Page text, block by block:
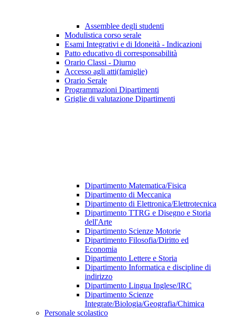
Assemblee degli studenti
Modulistica corso serale
Esami Integrativi e di Idoneità - Indicazioni
Patto educativo di corresponsabilità
Orario Classi - Diurno
Accesso agli atti(famiglie)
Orario Serale
Programmazioni Dipartimenti
Griglie di valutazione Dipartimenti
Dipartimento Matematica/Fisica
Dipartimento di Meccanica
Dipartimento di Elettronica/Elettrotecnica
Dipartimento TTRG e Disegno e Storia
dell'Arte
Dipartimento Scienze Motorie
Dipartimento Filosofia/Diritto ed
Economia
Dipartimento Lettere e Storia
Dipartimento Informatica e discipline di
indirizzo
Dipartimento Lingua Inglese/IRC
Dipartimento Scienze
Integrate/Biologia/Geografia/Chimica
Personale scolastico